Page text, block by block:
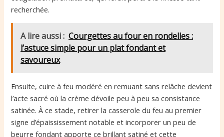
recherchée.
A lire aussi : Courgettes au four en rondelles :
l’astuce simple pour un plat fondant et
savoureux
Ensuite, cuire à feu modéré en remuant sans relâche devient
l’acte sacré où la crème dévoile peu à peu sa consistance
satinée. À ce stade, retirer la casserole du feu au premier
signe d’épaississement notable et incorporer un peu de
beurre fondant apporte ce brillant satiné et cette